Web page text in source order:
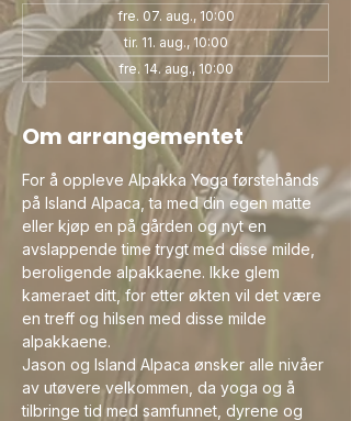
fre. 07. aug., 10:00
tir. 11. aug., 10:00
fre. 14. aug., 10:00
Om arrangementet
For å oppleve Alpakka Yoga førstehånds
på Island Alpaca, ta med din egen matte
eller kjøp en på gården og nyt en
avslappende time trygt med disse milde,
beroligende alpakkaene. Ikke glem
kameraet ditt, for etter økten vil det være
en treff og hilsen med disse milde
alpakkaene.
Jason og Island Alpaca ønsker alle nivåer
av utøvere velkommen, da yoga og å
tilbringe tid med samfunnet, dyrene og